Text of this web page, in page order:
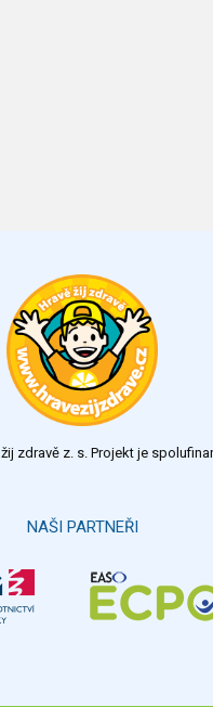
zdravě z. s. Projekt je
NAŠI PARTNEŘI